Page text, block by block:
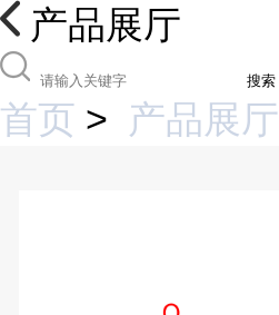
产品展厅
搜索
首页 > 产品展厅